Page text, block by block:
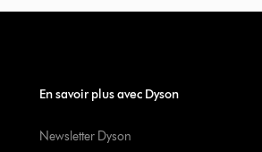
En savoir plus avec Dyson
Newsletter Dyson